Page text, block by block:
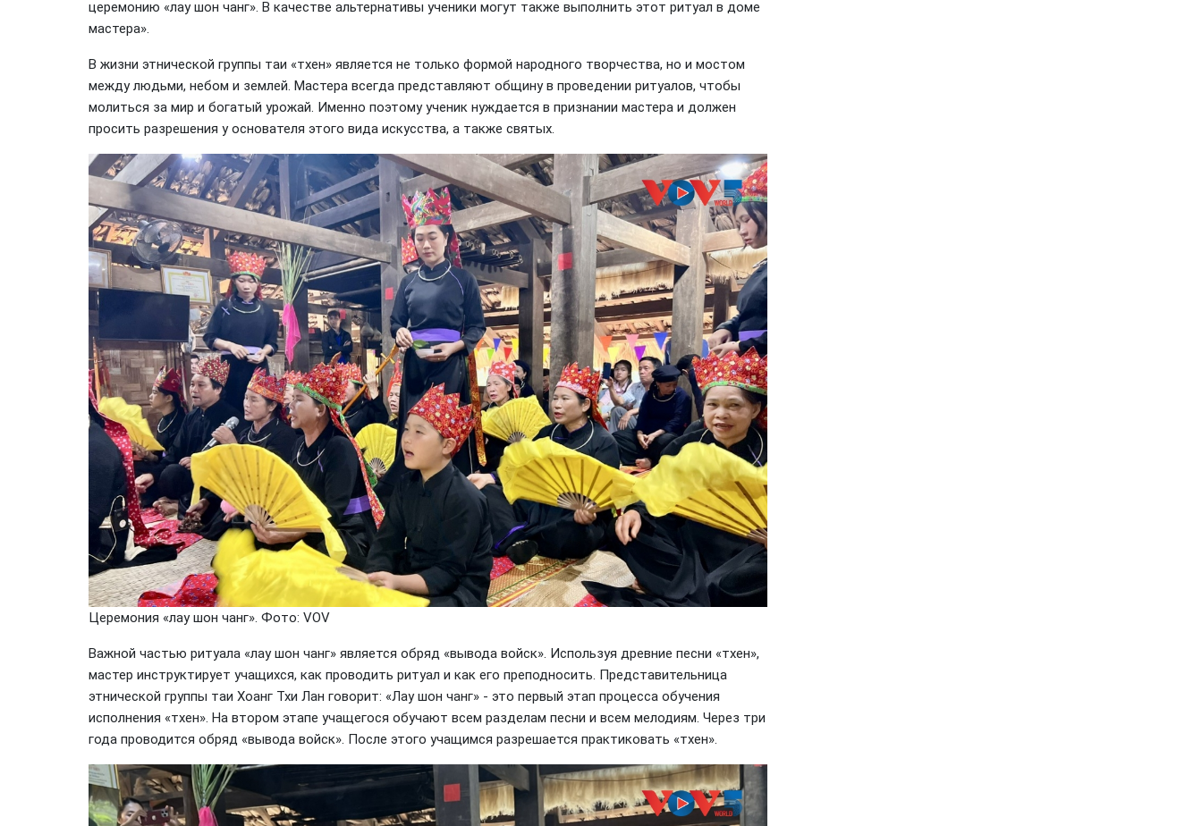
церемонию «лау шон чанг». В качестве альтернативы ученики могут также выполнить этот ритуал в доме
мастера».
В жизни этнической группы таи «тхен» является не только формой народного творчества, но и мостом
между людьми, небом и землей. Мастера всегда представляют общину в проведении ритуалов, чтобы
молиться за мир и богатый урожай. Именно поэтому ученик нуждается в признании мастера и должен
просить разрешения у основателя этого вида искусства, а также святых.
Церемония «лау шон чанг». Фото: VOV
Важной частью ритуала «лау шон чанг» является обряд «вывода войск». Используя древние песни «тхен»,
мастер инструктирует учащихся, как проводить ритуал и как его преподносить. Представительница
этнической группы таи Хоанг Тхи Лан говорит: «Лау шон чанг» - это первый этап процесса обучения
исполнения «тхен». На втором этапе учащегося обучают всем разделам песни и всем мелодиям. Через три
года проводится обряд «вывода войск». После этого учащимся разрешается практиковать «тхен».